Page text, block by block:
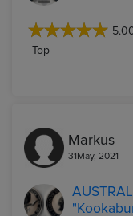
Top
Markus
31May, 2021